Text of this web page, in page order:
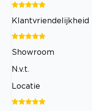
Klantvriendelijkheid
Showroom
N.v.t.
Locatie